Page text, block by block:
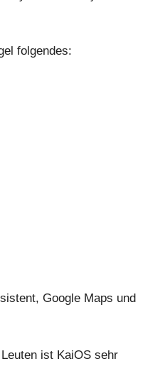
folgendes:
Google Maps und
ist KaiOS sehr